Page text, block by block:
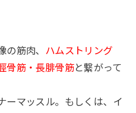
の筋肉、 ハムストリング
骨筋・長腓骨筋と繋がって
ーマッスル。もしくは、イ